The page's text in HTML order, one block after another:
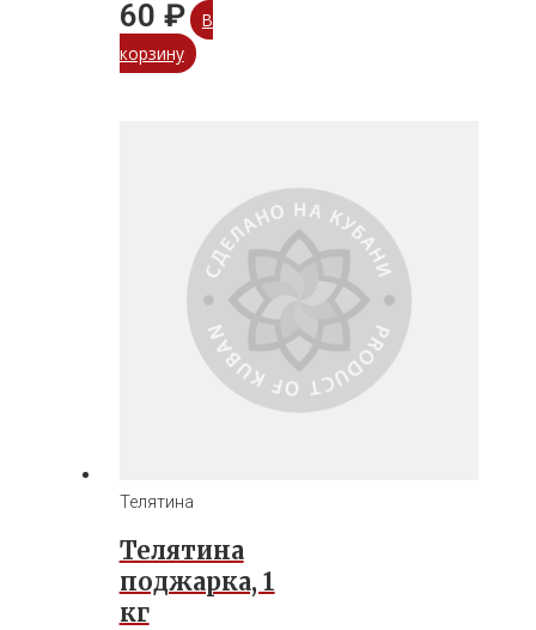
60 ₽
В
корзину
Телятина
Телятина
поджарка, 1
кг